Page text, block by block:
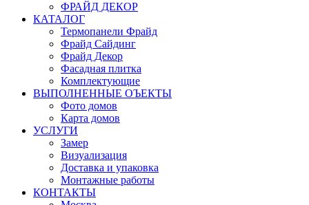
ФРАЙД ДЕКОР
КАТАЛОГ
Термопанели Фрайд
Фрайд Сайдинг
Фрайд Декор
Фасадная плитка
Комплектующие
ВЫПОЛНЕННЫЕ ОЪЕКТЫ
Фото домов
Карта домов
УСЛУГИ
Замер
Визуализация
Доставка и упаковка
Монтажные работы
КОНТАКТЫ